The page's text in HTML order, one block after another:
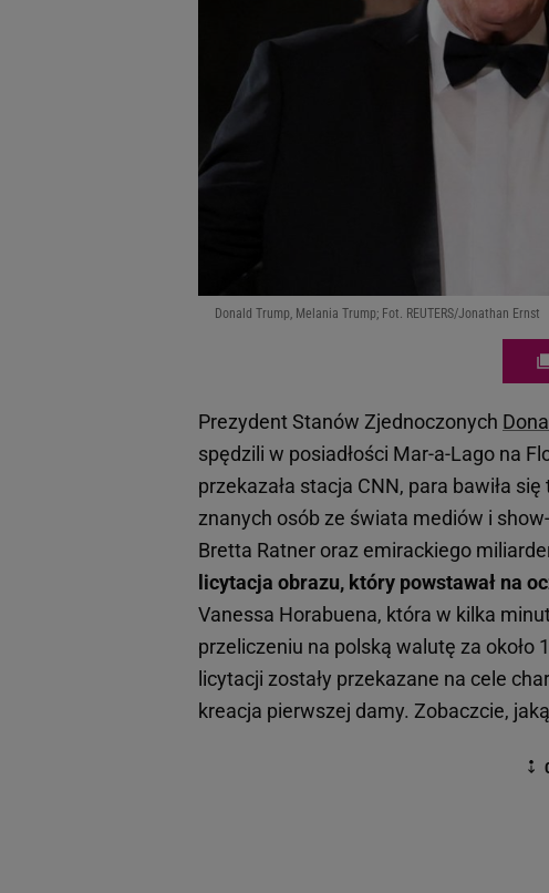
Donald Trump, Melania Trump; Fot. REUTERS/Jonathan Ernst
Prezydent Stanów Zjednoczonych
spędzili w posiadłości Mar-a-Lago na
przekazała stacja CNN, para bawiła
znanych osób ze świata mediów i
Bretta Ratner oraz emirackiego
licytacja obrazu, który powstawał na
Vanessa Horabuena, która w kilka
przeliczeniu na polską walutę za około
licytacji zostały przekazane na cele
kreacja pierwszej damy. Zobaczcie,